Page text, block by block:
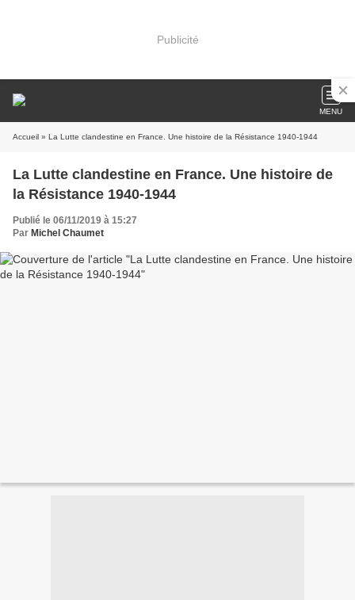
Publicité
MENU
Accueil » La Lutte clandestine en France. Une histoire de la Résistance 1940-1944
La Lutte clandestine en France. Une histoire de
la Résistance 1940-1944
Publié le 06/11/2019 à 15:27
Par Michel Chaumet